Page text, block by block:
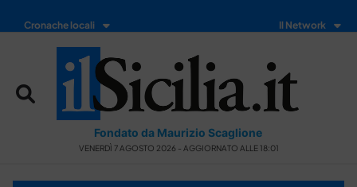
Cronache locali Il Network
Fondato da Maurizio Scaglione
VENERDÌ 7 AGOSTO 2026 - AGGIORNATO ALLE 18:01